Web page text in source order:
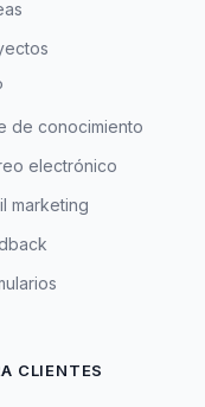
de conocimiento
electrónico
marketing
CLIENTES